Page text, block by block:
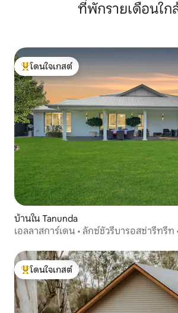
ที่พักรายเดือนใก
โดนใจเกสต์ที่สุด
โดนใจเกสต์
บ้านใน Tanunda
เอลลาสการ์เดน • ลักซ์ชัวรีบารอสซ่ารีทรี
โดนใจเกสต์ที่สุด
โดนใจเกสต์